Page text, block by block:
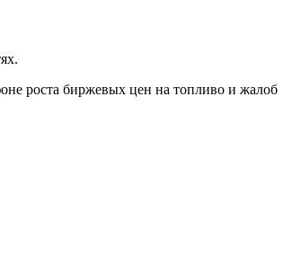
роста биржевых цен на топливо и жалоб